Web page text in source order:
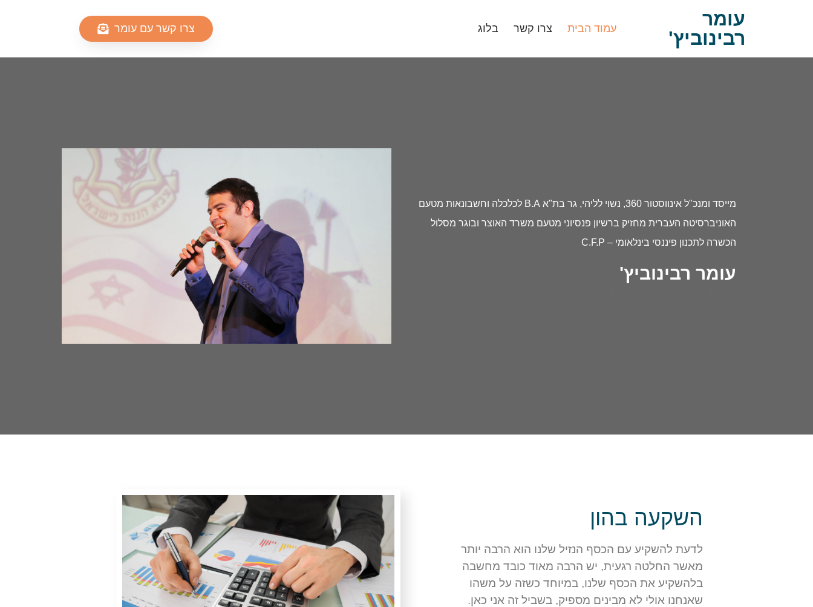
עומר
רבינוביץ'
עמוד הבית צרו קשר בלוג צרו קשר עם עומר
מייסד ומנכ"ל אינווסטור 360, נשוי לליהי, גר בת"א B.A לכלכלה וחשבונאות מטעם
האוניברסיטה העברית מחזיק ברשיון פנסיוני מטעם משרד האוצר ובוגר מסלול
הכשרה לתכנון פיננסי בינלאומי – C.F.P
עומר רבינוביץ'
השקעה בהון
לדעת להשקיע עם הכסף הנזיל שלנו הוא הרבה יותר
מאשר החלטה רגעית, יש הרבה מאוד כובד מחשבה
בלהשקיע את הכסף שלנו, במיוחד כשזה על משהו
שאנחנו אולי לא מבינים מספיק, בשביל זה אני כאן.